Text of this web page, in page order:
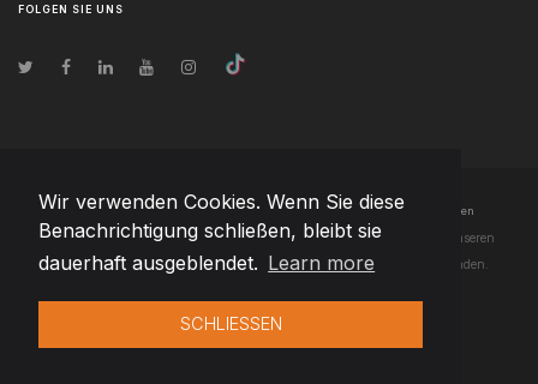
Wir verwenden Cookies. Wenn Sie diese
Benachrichtigung schließen, bleibt sie
dauerhaft ausgeblendet. Learn more
SCHLIESSEN
FOLGEN SIE UNS
© Urheberrecht2026 Team Extension Lithuania- Alle Rechte vorbehalten
Changelog● Durch die Nutzung dieser Website erklären Sie sich mit unseren
Nutzungsbedingungen und unserer Datenschutzerklärung einverstanden.